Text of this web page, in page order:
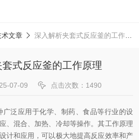
术文章 深入解析夹套式反应釜的工作原理
式反应釜的工作原理
07-09 点击次数：1490
广泛应用于化学、制药、食品等行业的设
、混合、加热、冷却等操作。其工作原理
计和应用，可以极大地提高反应效率和产